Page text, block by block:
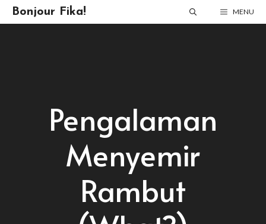
Skip
to
Bonjour Fika! MENU
Pengalaman
Menyemir
Rambut